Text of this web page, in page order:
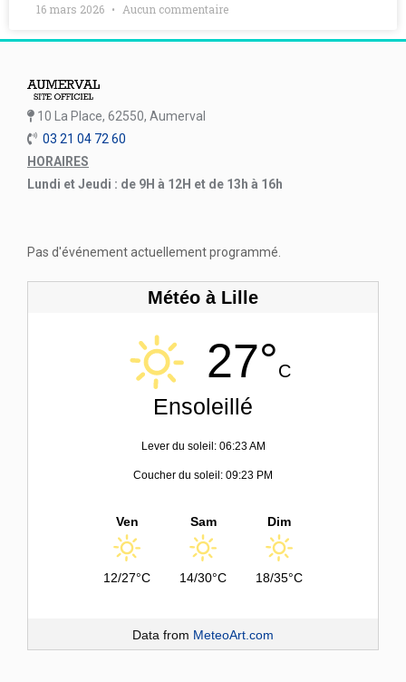
16 mars 2026 Aucun commentaire
10 La Place, 62550, Aumerval
03 21 04 72 60
HORAIRES
Lundi et Jeudi : de 9H à 12H et de 13h à 16h
Pas d'événement actuellement programmé.
Météo à Lille
27°C
Ensoleillé
Lever du soleil: 06:23 AM
Coucher du soleil: 09:23 PM
Ven
12/27°C
Sam
14/30°C
Dim
18/35°C
Data from MeteoArt.com